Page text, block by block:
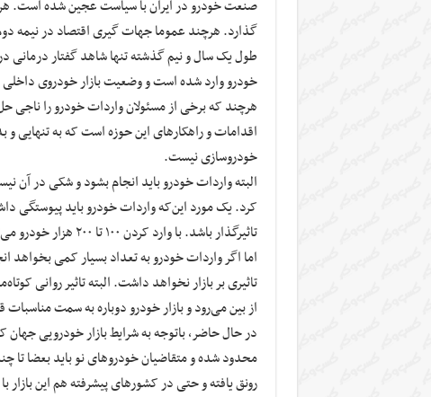
صنعت خودرو در ایران با سیاست عجین شده است.
گذارد. هرچند عموما جهات گیری اقتصاد در نیمه
طول یک سال و نیم گذشته تنها شاهد گفتار درمانی
خودرو وارد شده است و وضعیت بازار خودروی
هرچند که برخی از مسئولان واردات خودرو را
اقدامات و راهکارهای این حوزه است که به
خودروسازی نیست.
البته واردات خودرو باید انجام بشود و شکی در آن
کرد. یک مورد این‌که واردات خودرو باید پیوستگی
تاثیرگذار باشد. با وارد کردن ۱۰۰ تا ۲۰۰ هزار خودرو می‌توان تاثیر روانی و عملی بسیاری بر بازار گذاشت.
تاثیری بر بازار نخواهد داشت. البته تاثیر روانی
از بین می‌رود و بازار خودرو دوباره به سمت
در حال حاضر، باتوجه به شرایط بازار خودرویی
محدود شده و متقاضیان خودروهای نو باید بعضا تا
رونق یافته و حتی در کشورهای پیشرفته هم این بازار